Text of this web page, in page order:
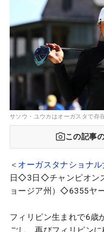
サソウ・ユウカはオーガスタで存
この記事
＜ オーガスタナショナル
日◇3日◇チャンピオン
ョージア州）◇6355ヤ
フィリピン生まれで6歳
ごし、再びフィリピン